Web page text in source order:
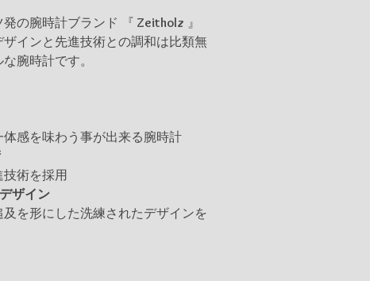
の腕時計ブランド 『 Zeitholz 』
インと先進技術との調和は比類無
腕時計です。
感を味わう事が出来る腕時計
術を採用
ザイン
を形にした洗練されたデザインを